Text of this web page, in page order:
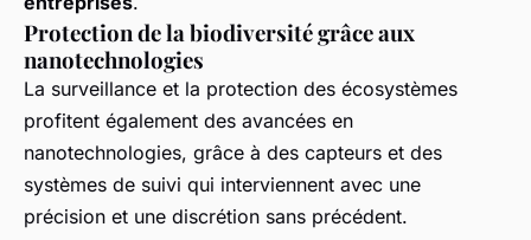
Protection de la biodiversité grâce aux
nanotechnologies
La surveillance et la protection des écosystèmes
profitent également des avancées en
nanotechnologies, grâce à des capteurs et des
systèmes de suivi qui interviennent avec une
précision et une discrétion sans précédent.